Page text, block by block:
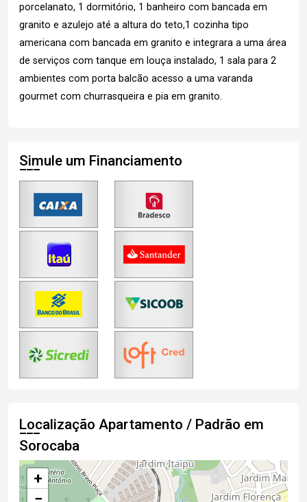
porcelanato, 1 dormitório, 1 banheiro com bancada em
granito e azulejo até a altura do teto,1 cozinha tipo
americana com bancada em granito e integrara a uma área
de serviços com tanque em louça instalado, 1 sala para 2
ambientes com porta balcão acesso a uma varanda
gourmet com churrasqueira e pia em granito.
Simule um Financiamento
Localização Apartamento / Padrão em
Sorocaba
+
−